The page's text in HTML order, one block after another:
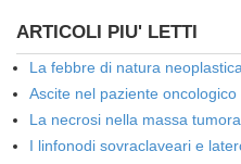
ARTICOLI PIU' LETTI
La febbre di natura neoplastica
Ascite nel paziente oncologico
La necrosi nella massa
I linfonodi sovraclaveari e